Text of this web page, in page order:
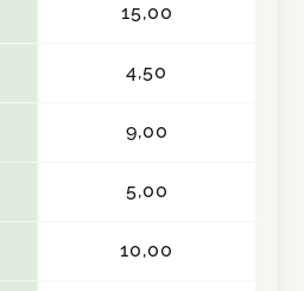
15,00
4,50
9,00
5,00
10,00